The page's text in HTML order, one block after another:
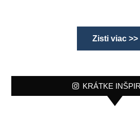
Zisti viac >>
KRÁTKE